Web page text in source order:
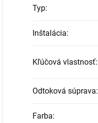
Typ:
Inštalácia:
Kľúčová vlastnosť:
Odtoková súprava:
Farba: